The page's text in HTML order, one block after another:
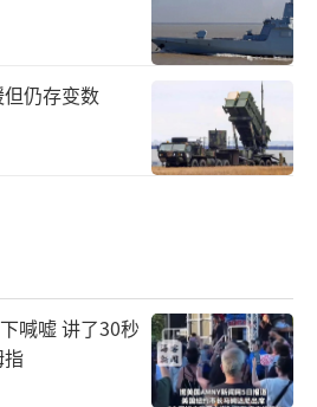
完成对自身战略打击能力
也将在国际舞台上以行动打
量格局带来深远影响。
发生的历史性节点，不妨
太平洋的风起云涌，或许正
仍存变数
喊嘘 讲了30秒